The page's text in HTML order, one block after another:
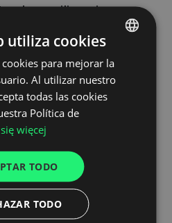
de resiliencia
durante la
ha sido
al sector.
digitales,
la posibilidad de
de suministro
que
holística de sus
POLISH
ENGLISH
FRENCH
utiliza cookies
para mejorar la
Al utilizar nuestro
todas las cookies
Política de
więcej
TODO
TODO